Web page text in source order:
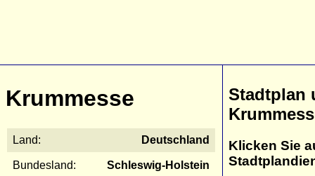
Krummesse
Land: Deutschland
Bundesland: Schleswig-Holstein
Stadtplan
Klicken Sie